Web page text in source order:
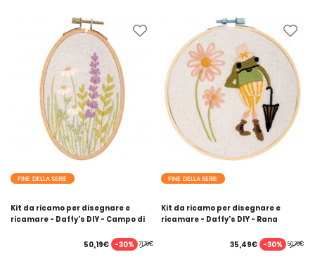
FINE DELLA SERIE
Kit da ricamo per disegnare e
ricamare - Daffy's DIY - Campo di
71,70€
50,19€ -30%
FINE DELLA SERIE
Kit da ricamo per disegnare e
ricamare - Daffy's DIY - Rana
50,70€
35,49€ -30%